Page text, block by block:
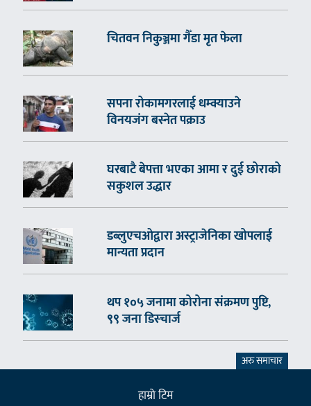
चितवन निकुञ्जमा गैँडा मृत फेला
सपना रोकामगरलाई धम्क्याउने
विनयजंग बस्नेत पक्राउ
घरबाटै बेपत्ता भएका आमा र दुई छोराको
सकुशल उद्धार
डब्लुएचओद्वारा अस्ट्राजेनिका खोपलाई
मान्यता प्रदान
थप १०५ जनामा कोरोना संक्रमण पुष्टि,
९९ जना डिस्चार्ज
अरु समाचार
हाम्राे टिम